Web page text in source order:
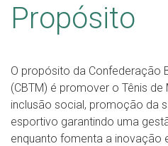
Propósito
O propósito da Confederação
(CBTM) é promover o Tênis
inclusão social, promoção da
esportivo garantindo uma
enquanto fomenta a inovação